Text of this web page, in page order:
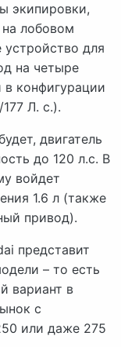
экипировки,
лобовом
устройство для
на четыре
в конфигурации
Л. с.).
двигатель
до 120 л.с. В
войдет
1.6 л (также
привод).
представит
– то есть
вариант в
с
или даже 275